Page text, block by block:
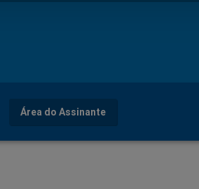
Área do Assinante